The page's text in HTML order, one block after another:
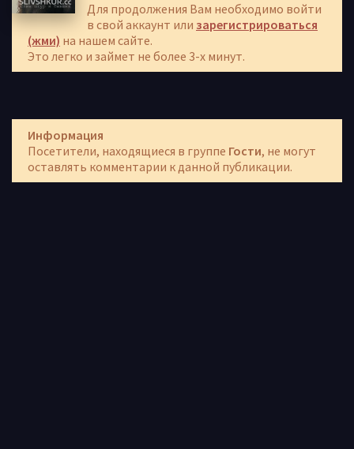
Для продолжения Вам необходимо войти
в свой аккаунт или зарегистрироваться
(жми) на нашем сайте.
Это легко и займет не более 3-х минут.
Информация
Посетители, находящиеся в группе Гости, не могут
оставлять комментарии к данной публикации.